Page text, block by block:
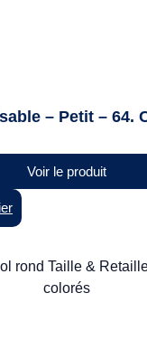
– Petit – 64.
Voir le produit